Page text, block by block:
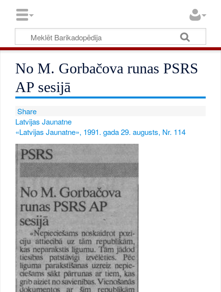
No M. Gorbačova runas PSRS
AP sesijā
Share
Latvijas Jaunatne
«Latvijas Jaunatne», 1991. gada 29. augusts, Nr. 114